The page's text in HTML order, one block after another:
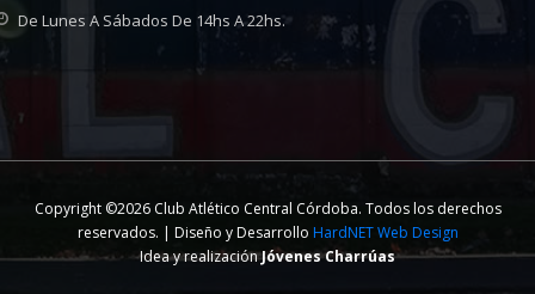
De Lunes A Sábados De 14hs A 22hs.
Copyright ©2026 Club Atlético Central Córdoba. Todos los derechos
reservados. | Diseño y Desarrollo HardNET Web Design
Idea y realizaciónJóvenes Charrúas